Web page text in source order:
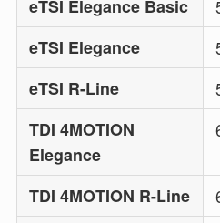
eTSI Elegance Basic
eTSI Elegance
eTSI R-Line
TDI 4MOTION
Elegance
TDI 4MOTION R-Line